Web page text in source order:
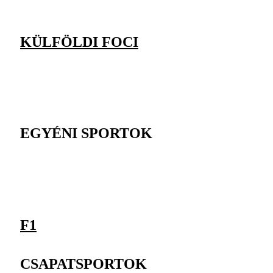
KÜLFÖLDI FOCI
EGYÉNI SPORTOK
F1
CSAPATSPORTOK